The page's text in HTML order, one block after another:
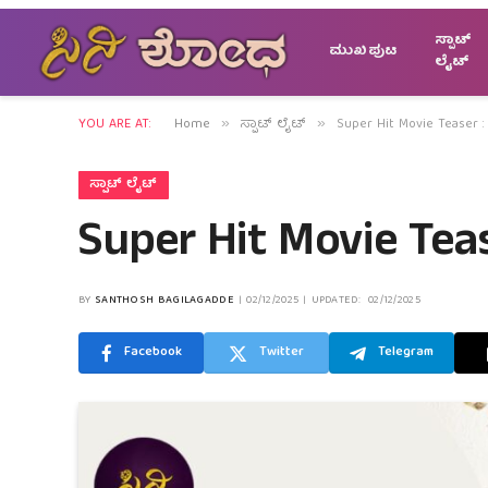
ಮುಖಪುಟ
ಸ್ಪಾಟ್
ಲೈಟ್
YOU ARE AT: Home » ಸ್ಪಾಟ್ ಲೈಟ್ » Super Hit Movie
ಸ್ಪಾಟ್ ಲೈಟ್
Super Hit Movie
BY SANTHOSH BAGILAGADDE 02/12/2025 UPDATED: 02/12/2025
Facebook Twitter Telegram